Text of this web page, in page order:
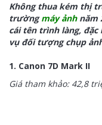
Không thua kém thị
trườngmáy ảnh năm
cái tên trình làng, đặc
vụ đối tượng chụp
1. Canon 7D Mark II
Giá tham khảo: 42,8